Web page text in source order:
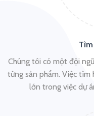
Chúng tôi có một đội
từng sản phẩm. Việc
lớn trong việc dự